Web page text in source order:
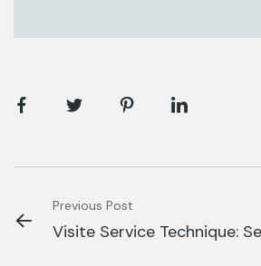
Previous Post
Visite Service Technique: